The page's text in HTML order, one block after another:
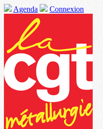
Agenda Connexion